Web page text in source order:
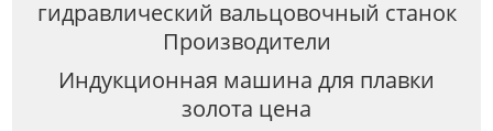
гидравлический вальцовочный станок
Производители
Индукционная машина для плавки
золота цена